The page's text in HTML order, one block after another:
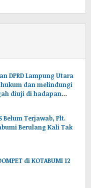
DPRD Lampung Utara
dan melindungi
diuji di hadapan
Belum Terjawab, Plt.
Berulang Kali Tak
di KOTABUMI 12